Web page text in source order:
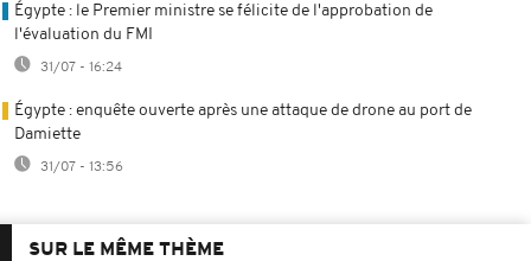
Égypte : le Premier ministre se félicite de l'approbation de
l'évaluation du FMI
31/07 - 16:24
Égypte : enquête ouverte après une attaque de drone au port de
Damiette
31/07 - 13:56
SUR LE MÊME THÈME